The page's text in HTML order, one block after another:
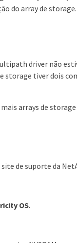
do array de storage.
driver não
storage tiver dois
arrays de
de suporte da
OS.